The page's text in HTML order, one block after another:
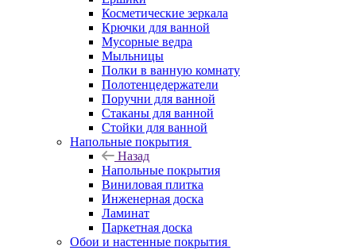
Косметические зеркала
Крючки для ванной
Мусорные ведра
Мыльницы
Полки в ванную комнату
Полотенцедержатели
Поручни для ванной
Стаканы для ванной
Стойки для ванной
Напольные покрытия
Назад
Напольные покрытия
Виниловая плитка
Инженерная доска
Ламинат
Паркетная доска
Обои и настенные покрытия